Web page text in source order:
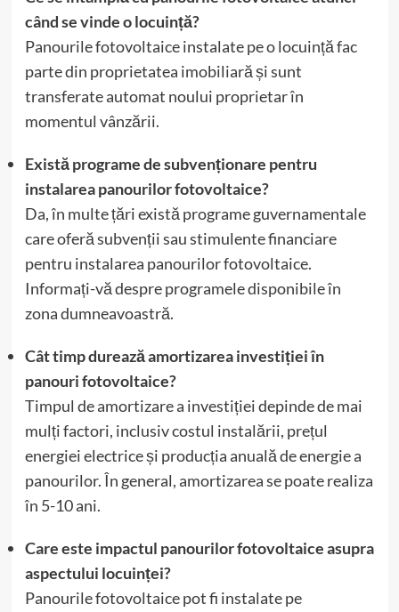
când se vinde o locuință?
Panourile fotovoltaice instalate pe o locuință fac
parte din proprietatea imobiliară și sunt
transferate automat noului proprietar în
momentul vânzării.
Există programe de subvenționare pentru
instalarea panourilor fotovoltaice?
Da, în multe țări există programe guvernamentale
care oferă subvenții sau stimulente financiare
pentru instalarea panourilor fotovoltaice.
Informați-vă despre programele disponibile în
zona dumneavoastră.
Cât timp durează amortizarea investiției în
panouri fotovoltaice?
Timpul de amortizare a investiției depinde de mai
mulți factori, inclusiv costul instalării, prețul
energiei electrice și producția anuală de energie a
panourilor. În general, amortizarea se poate realiza
în 5-10 ani.
Care este impactul panourilor fotovoltaice asupra
aspectului locuinței?
Panourile fotovoltaice pot fi instalate pe